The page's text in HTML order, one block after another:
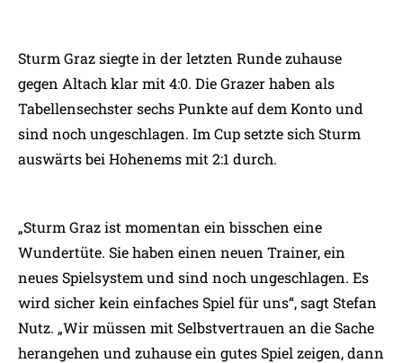
Sturm Graz siegte in der letzten Runde zuhause
gegen Altach klar mit 4:0. Die Grazer haben als
Tabellensechster sechs Punkte auf dem Konto und
sind noch ungeschlagen. Im Cup setzte sich Sturm
auswärts bei Hohenems mit 2:1 durch.
„Sturm Graz ist momentan ein bisschen eine
Wundertüte. Sie haben einen neuen Trainer, ein
neues Spielsystem und sind noch ungeschlagen. Es
wird sicher kein einfaches Spiel für uns“, sagt Stefan
Nutz. „Wir müssen mit Selbstvertrauen an die Sache
herangehen und zuhause ein gutes Spiel zeigen, dann